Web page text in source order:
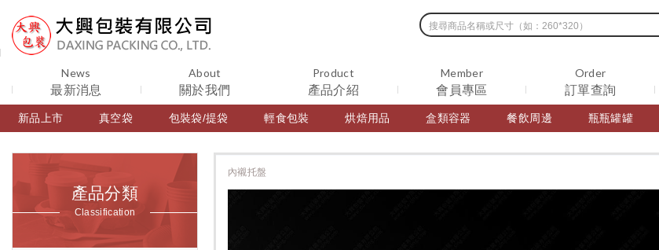
News
最新消息
About
關於我們
Product
產品介紹
新品上市 真空袋 包裝袋/提袋 輕食包裝 烘焙用品 盒類容器 餐飲周邊 瓶瓶罐罐
Member
會員專區
Order
訂單查詢
產品分類
Classification
內襯托盤